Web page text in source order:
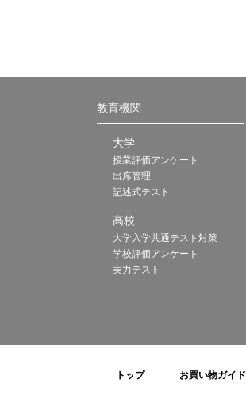
教育機関
大学
授業評価アンケート
出席管理
記述式テスト
高校
大学入学共通テスト対策
学校評価アンケート
実力テスト
トップ お買い物ガイド